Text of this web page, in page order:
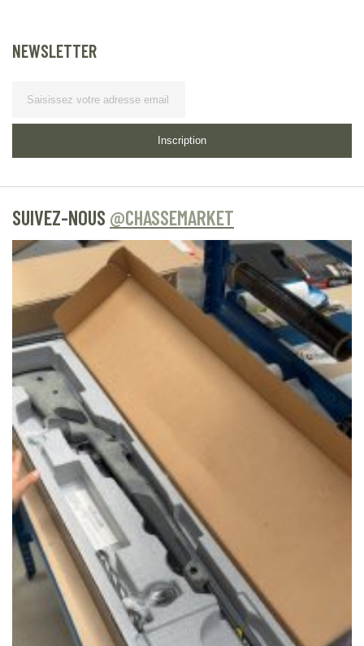
NEWSLETTER
Inscription
SUIVEZ-NOUS @CHASSEMARKET